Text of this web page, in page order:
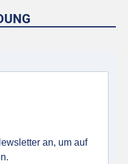
an, um auf